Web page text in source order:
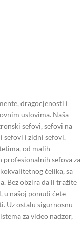
dragocjenosti i
uslovima. Naša
sefovi, sefovi na
sefovi i zidni sefovi.
od malih
profesionalnih sefova za
čelika, sa
Bez obzira da li tražite
u našoj ponudi ćete
Uz ostalu sigurnosnu
za video nadzor,